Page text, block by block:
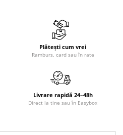
Plătești cum vrei
Ramburs, card sau în rate
Livrare rapidă 24–48h
Direct la tine sau în Easybox